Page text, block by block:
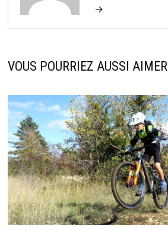
→
VOUS POURRIEZ AUSSI AIMER